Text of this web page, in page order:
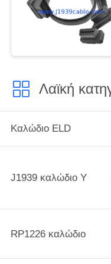
Λαϊκή
Καλώδιο ELD
J1939 καλώδιο Υ
RP1226 καλώδιο